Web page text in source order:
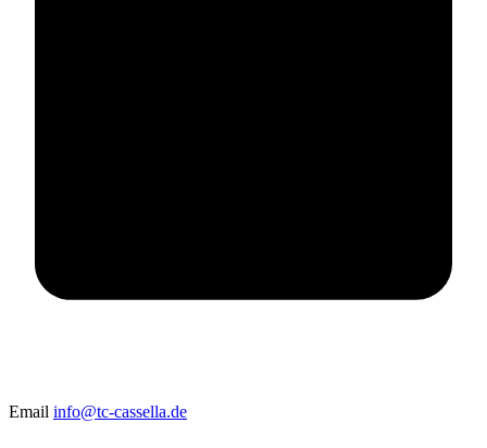
Email info@tc-cassella.de